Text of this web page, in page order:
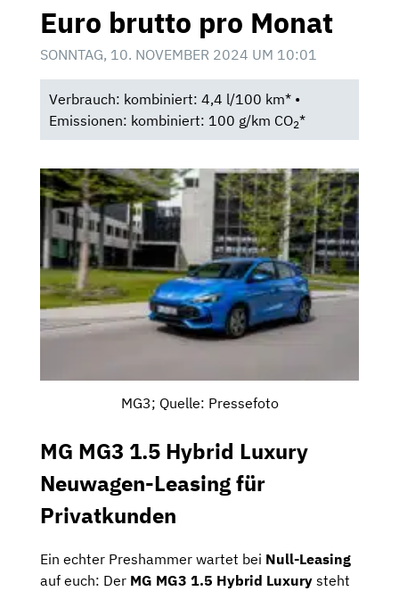
Euro brutto pro Monat
SONNTAG, 10. NOVEMBER 2024 UM 10:01
Verbrauch: kombiniert: 4,4 l/100 km* •
Emissionen: kombiniert: 100 g/km CO2*
MG3; Quelle: Pressefoto
MG MG3 1.5 Hybrid Luxury
Neuwagen-Leasing für
Privatkunden
Ein echter Preshammer wartet bei Null-Leasing
auf euch: Der MG MG3 1.5 Hybrid Luxury steht